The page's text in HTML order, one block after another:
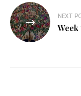
NEXT
Week